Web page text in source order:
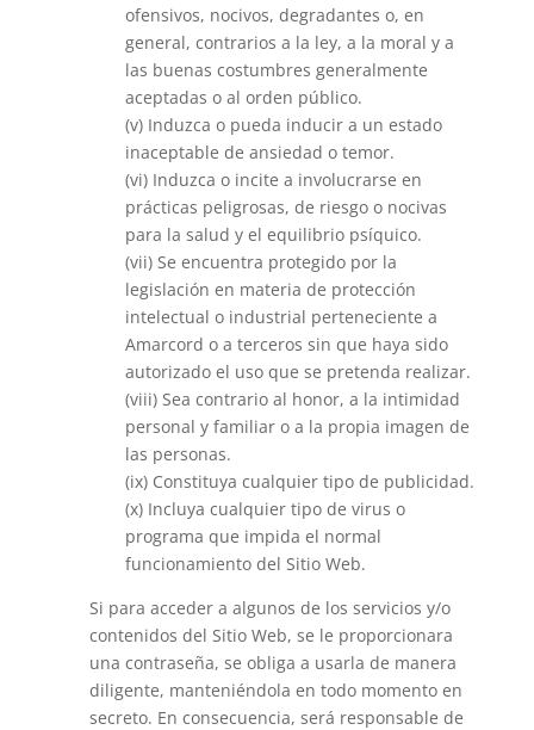
ofensivos, nocivos, degradantes o, en
general, contrarios a la ley, a la moral y a
las buenas costumbres generalmente
aceptadas o al orden público.
(v) Induzca o pueda inducir a un estado
inaceptable de ansiedad o temor.
(vi) Induzca o incite a involucrarse en
prácticas peligrosas, de riesgo o nocivas
para la salud y el equilibrio psíquico.
(vii) Se encuentra protegido por la
legislación en materia de protección
intelectual o industrial perteneciente a
Amarcord o a terceros sin que haya sido
autorizado el uso que se pretenda realizar.
(viii) Sea contrario al honor, a la intimidad
personal y familiar o a la propia imagen de
las personas.
(ix) Constituya cualquier tipo de publicidad.
(x) Incluya cualquier tipo de virus o
programa que impida el normal
funcionamiento del Sitio Web.
Si para acceder a algunos de los servicios y/o
contenidos del Sitio Web, se le proporcionara
una contraseña, se obliga a usarla de manera
diligente, manteniéndola en todo momento en
secreto. En consecuencia, será responsable de